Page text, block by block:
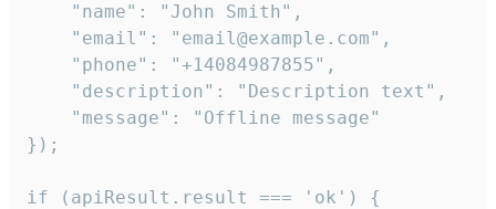
    "name": "John Smith",
    "email": "email@example.com",
    "phone": "+14084987855",
    "description": "Description text",
    "message": "Offline message"
});
if (apiResult.result === 'ok') {